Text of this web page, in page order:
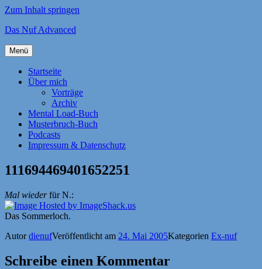
Zum Inhalt springen
Das Nuf Advanced
Menü
Startseite
Über mich
Vorträge
Archiv
Mental Load-Buch
Musterbruch-Buch
Podcasts
Impressum & Datenschutz
111694469401652251
Mal wiederfür N.:
Das Sommerloch.
AutordienufVeröffentlicht am 24. Mai 2005Kategorien Ex-nuf
Schreibe einen Kommentar